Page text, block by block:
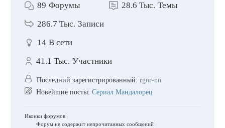
89 Форумы 28.6 Тыс. Темы
286.7 Тыс. Записи
14 В сети
41.1 Тыс. Участники
Последний зарегистрированный: rgnr-nn
Новейшие посты: Сериал Мандалорец
Иконки форумов:
Форум не содержит непрочитанных сообщений